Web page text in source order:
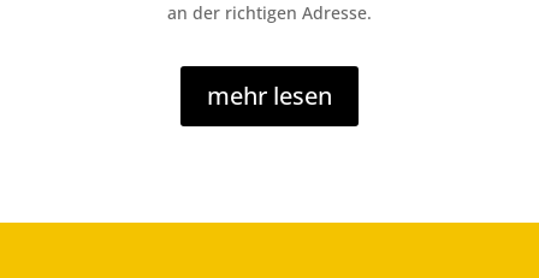
an der richtigen Adresse.
mehr lesen